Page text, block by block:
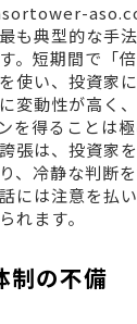
も典型的な手
。短期間で「
使い、投資家に
変動性が高く
を得ることは
張は、投資家
、冷静な判断
には注意を払
れます。
制の不備